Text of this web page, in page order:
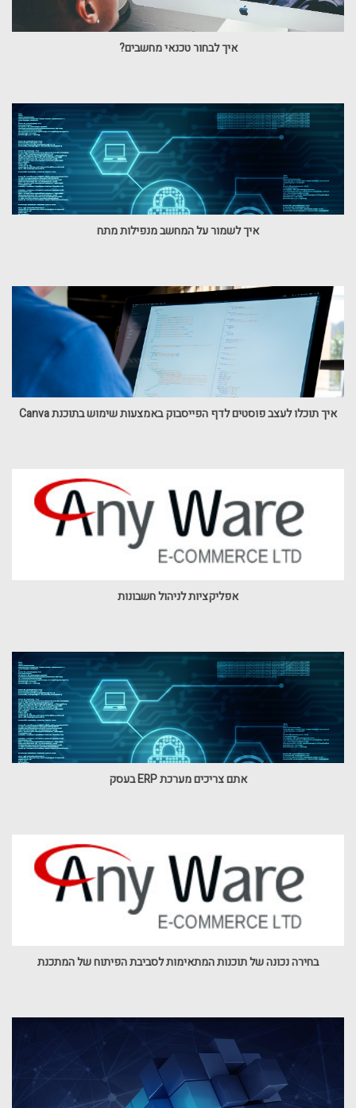
איך לבחור טכנאי מחשבים?
איך לשמור על המחשב מנפילות מתח
איך תוכלו לעצב פוסטים לדף הפייסבוק באמצעות שימוש בתוכנת Canva
אפליקציות לניהול חשבונות
אתם צריכים מערכת ERP בעסק
בחירה נכונה של תוכנות המתאימות לסביבת הפיתוח של המתכנת